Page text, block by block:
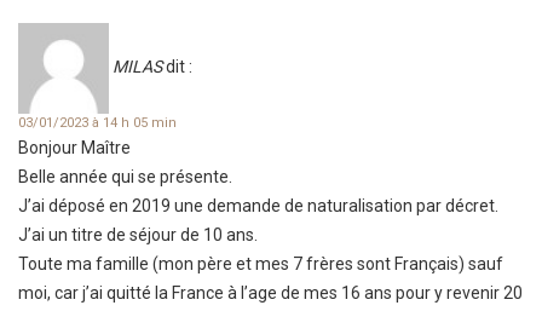
MILASdit :
03/01/2023 à 14 h 05 min
Bonjour Maître
Belle année qui se présente.
J’ai déposé en 2019 une demande de naturalisation par décret.
J’ai un titre de séjour de 10 ans.
Toute ma famille (mon père et mes 7 frères sont Français) sauf
moi, car j’ai quitté la France à l’age de mes 16 ans pour y revenir 20